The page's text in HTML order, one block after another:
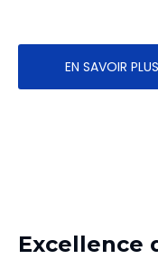
EN SAVOIR PLUS
Excellence